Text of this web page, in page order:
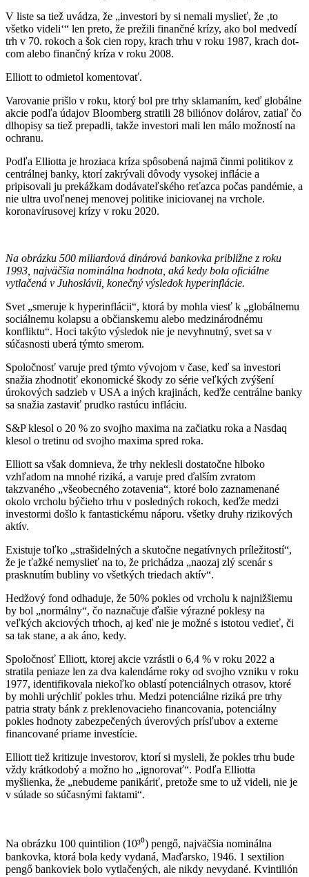
V liste sa tiež uvádza, že „investori by si nemali myslieť, že ‚to
všetko videli‘“ len preto, že prežili finančné krízy, ako bol medvedí
trh v 70. rokoch a šok cien ropy, krach trhu v roku 1987, krach dot-
com alebo finančný kríza v roku 2008.
Elliott to odmietol komentovať.
Varovanie prišlo v roku, ktorý bol pre trhy sklamaním, keď globálne
akcie podľa údajov Bloomberg stratili 28 biliónov dolárov, zatiaľ čo
dlhopisy sa tiež prepadli, takže investori mali len málo možností na
ochranu.
Podľa Elliotta je hroziaca kríza spôsobená najmä činmi politikov z
centrálnej banky, ktorí zakrývali dôvody vysokej inflácie a
pripisovali ju prekážkam dodávateľského reťazca počas pandémie, a
nie ultra uvoľnenej menovej politike iniciovanej na vrchole.
koronavírusovej krízy v roku 2020.
Na obrázku 500 miliardová dinárová bankovka približne z roku
1993, najväčšia nominálna hodnota, aká kedy bola oficiálne
vytlačená v Juhoslávii, konečný výsledok hyperinflácie.
Svet „smeruje k hyperinflácii“, ktorá by mohla viesť k „globálnemu
sociálnemu kolapsu a občianskemu alebo medzinárodnému
konfliktu“. Hoci takýto výsledok nie je nevyhnutný, svet sa v
súčasnosti uberá týmto smerom.
Spoločnosť varuje pred týmto vývojom v čase, keď sa investori
snažia zhodnotiť ekonomické škody zo série veľkých zvýšení
úrokových sadzieb v USA a iných krajinách, keďže centrálne banky
sa snažia zastaviť prudko rastúcu infláciu.
S&P klesol o 20 % zo svojho maxima na začiatku roka a Nasdaq
klesol o tretinu od svojho maxima spred roka.
Elliott sa však domnieva, že trhy neklesli dostatočne hlboko
vzhľadom na mnohé riziká, a varuje pred ďalším zvratom
takzvaného „všeobecného zotavenia“, ktoré bolo zaznamenané
okolo vrcholu býčieho trhu v posledných rokoch, keďže medzi
investormi došlo k fantastickému náporu. všetky druhy rizikových
aktív.
Existuje toľko „strašidelných a skutočne negatívnych príležitostí“,
že je ťažké nemyslieť na to, že prichádza „naozaj zlý scenár s
prasknutím bubliny vo všetkých triedach aktív“.
Hedžový fond odhaduje, že 50% pokles od vrcholu k najnižšiemu
by bol „normálny“, čo naznačuje ďalšie výrazné poklesy na
veľkých akciových trhoch, aj keď nie je možné s istotou vedieť, či
sa tak stane, a ak áno, kedy.
Spoločnosť Elliott, ktorej akcie vzrástli o 6,4 % v roku 2022 a
stratila peniaze len za dva kalendárne roky od svojho vzniku v roku
1977, identifikovala niekoľko oblastí potenciálnych otrasov, ktoré
by mohli urýchliť pokles trhu. Medzi potenciálne riziká pre trhy
patria straty bánk z preklenovacieho financovania, potenciálny
pokles hodnoty zabezpečených úverových prísľubov a externe
financované priame investície.
Elliott tiež kritizuje investorov, ktorí si mysleli, že pokles trhu bude
vždy krátkodobý a možno ho „ignorovať“. Podľa Elliotta
myšlienka, že „nebudeme panikáriť, pretože sme to už videli, nie je
v súlade so súčasnými faktami“.
Na obrázku 100 quintilion (10³⁰) pengő, najväčšia nominálna
bankovka, ktorá bola kedy vydaná, Maďarsko, 1946. 1 sextilion
pengő bankoviek bolo vytlačených, ale nikdy nevydané. Kvintilión